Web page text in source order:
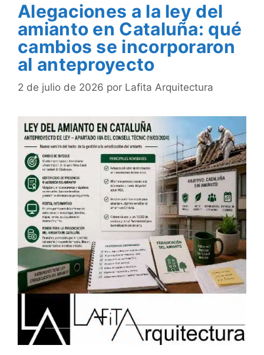
Alegaciones a la ley del
amianto en Cataluña: qué
cambios se incorporaron
al anteproyecto
2 de julio de 2026 por Lafita Arquitectura